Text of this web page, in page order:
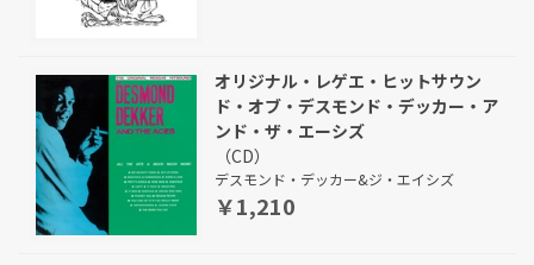
オリジナル・レゲエ・ヒットサウン
ド・オブ・デスモンド・デッカー・ア
ンド・ザ・エーシズ
（CD）
デスモンド・デッカー&ジ・エイシズ
￥1,210